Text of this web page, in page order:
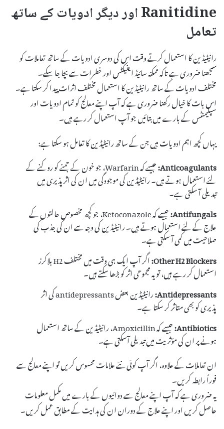
Ranitidine اور دیگر ادویات کے ساتھ
تعامل
رانیٹیڈین کا استعمال کرتے وقت اس کی دوسری ادویات کے ساتھ تعاملات کو
سمجھنا ضروری ہے تاکہ ممکنہ سائیڈ ایفیکٹس اور خطرات سے بچا جا سکے۔
مختلف ادویات کے ساتھ رانیٹیڈین کا استعمال مختلف اثرات پیدا کر سکتا ہے۔
اس بات کا خیال رکھنا ضروری ہے کہ آپ اپنے معالج کو تمام ادویات اور
سپلیمنٹس کے بارے میں بتائیں جو آپ استعمال کر رہے ہیں۔
یہاں کچھ اہم ادویات ہیں جن کے ساتھ رانیٹیڈین کا تعامل ہو سکتا ہے:
Anticoagulants:
جیسے کہ Warfarin، جو خون کے جمنے کو روکنے کے
لئے استعمال ہوتے ہیں۔ رانیٹیڈین کی موجودگی میں ان کی اثر پذیری میں
تبدیلی آ سکتی ہے۔
Antifungals:
جیسے کہ Ketoconazole، جو کچھ مخصوص حالتوں کے
علاج کے لئے استعمال ہوتے ہیں۔ رانیٹیڈین کی وجہ سے ان کی جذب کی
صلاحیت میں کمی آ سکتی ہے۔
Other H2 Blockers:
اگر آپ ایک ہی وقت میں مختلف H2 بلاکرز
استعمال کر رہے ہیں، تو یہ مجموعی اثر کو بڑھا سکتے ہیں۔
Antidepressants:
رانیٹیڈین بعض antidepressants کی اثر
پذیری کو بھی متاثر کر سکتا ہے۔
Antibiotics:
جیسے کہ Amoxicillin، رانیٹیڈین کے ساتھ استعمال
ہونے پر ان کی مؤثریت میں تبدیلی آسکتی ہے۔
ان تعاملات کے علاوہ، اگر آپ کوئی نئے علامات محسوس کریں تو اپنے معالج سے
فوراً رابطہ کریں۔
یہ ضروری ہے کہ آپ اپنے معالج سے دوائیوں کے بارے میں مکمل معلومات
حاصل کریں اور اپنے علاج کے دوران ان کی ہدایت کے مطابق عمل کریں۔